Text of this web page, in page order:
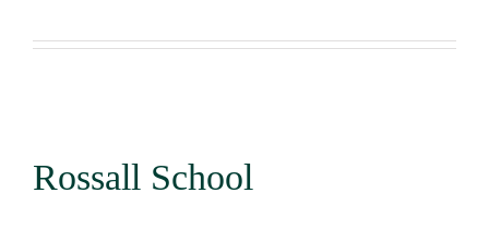
Rossall School